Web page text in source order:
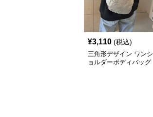
¥3,110 (税込)
三角形デザイン ワンシ
ョルダーボディバッグ